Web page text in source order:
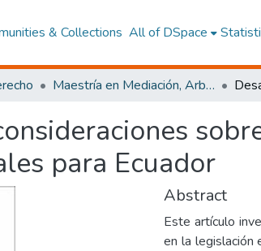
& Collections All of DSpace
Maestría en Mediación, Arbitraje y Solución de Conflictos
para Ecuador
Abstract
Este artículo
en la legislación